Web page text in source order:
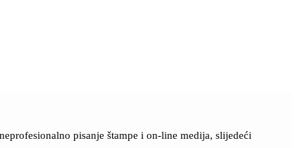
pisanje štampe i on-line medija, slijedeći